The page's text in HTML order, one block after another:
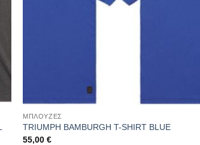
ΜΠΛΟΥΖΕΣ
TRIUMPH BAMBURGH T-SHIRT BLUE
55,00€